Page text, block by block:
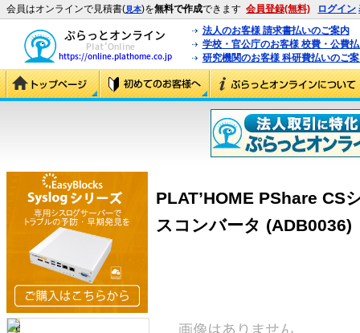
会員はオンラインで見積書(見本)を無料で作成できます 会員登録(無料) ログイン
法人のお客様 請求書払いのご案内
学校・官公庁のお客様 校費・公費
研究機関のお客様 科研費払いのご
PLAT’HOME PShare CS
スコンバータ (ADB0036)